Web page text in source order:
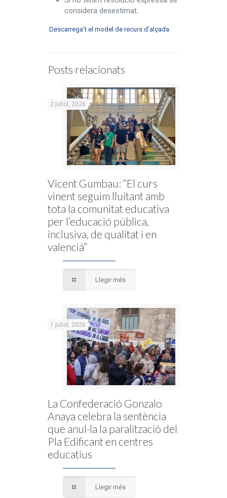
considera desestimat.
Descarrega’t el model de recurs d’alçada
Posts relacionats
2 juliol, 2026
Vicent Gumbau: “El curs
vinent seguim lluitant amb
tota la comunitat educativa
per l’educació pública,
inclusiva, de qualitat i en
valencià”
Llegir més
1 juliol, 2026
La Confederació Gonzalo
Anaya celebra la sentència
que anul·la la paralització del
Pla Edificant en centres
educatius
Llegir més